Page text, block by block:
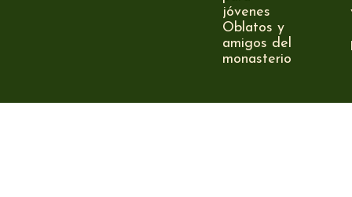
jóvenes
Oblatos y
amigos del
monasterio